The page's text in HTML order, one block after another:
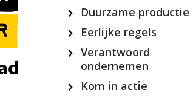
Duurzame productie
Eerlijke regels
Verantwoord
ondernemen
Kom in actie